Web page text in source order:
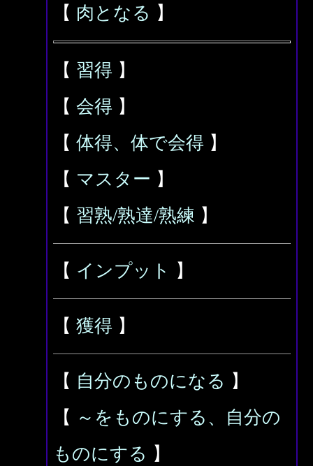
【 肉となる 】
【 習得 】
【 会得 】
【 体得、体で会得 】
【 マスター 】
【 習熟/熟達/熟練 】
【 インプット 】
【 獲得 】
【 自分のものになる 】
【 ～をものにする、自分の
ものにする 】